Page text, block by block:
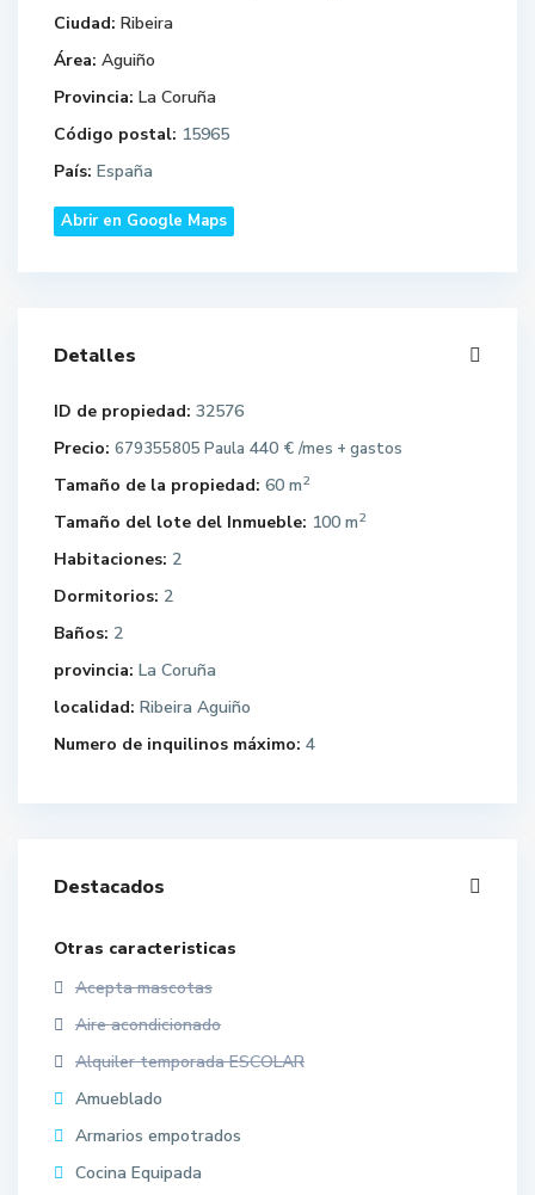
Ciudad: Ribeira
Área: Aguiño
Provincia: La Coruña
Código postal: 15965
País: España
Abrir en Google Maps
Detalles
ID de propiedad: 32576
Precio: 679355805 Paula 440 € /mes + gastos
Tamaño de la propiedad: 60 m2
Tamaño del lote del Inmueble: 100 m2
Habitaciones: 2
Dormitorios: 2
Baños: 2
provincia: La Coruña
localidad: Ribeira Aguiño
Numero de inquilinos máximo: 4
Destacados
Otras caracteristicas
Acepta mascotas
Aire acondicionado
Alquiler temporada ESCOLAR
Amueblado
Armarios empotrados
Cocina Equipada